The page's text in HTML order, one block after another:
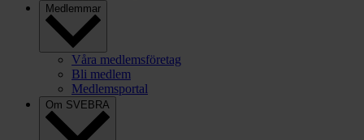
Medlemmar
Våra medlemsföretag
Bli medlem
Medlemsportal
Om SVEBRA